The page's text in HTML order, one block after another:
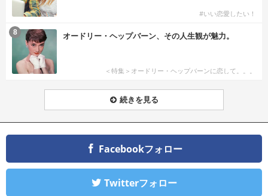
#いい恋愛したい！
オードリー・ヘップバーン、その人生観が魅力。
＜特集＞オードリー・ヘップバーンに恋して。。。
8
続きを見る
Facebookフォロー
Twitterフォロー